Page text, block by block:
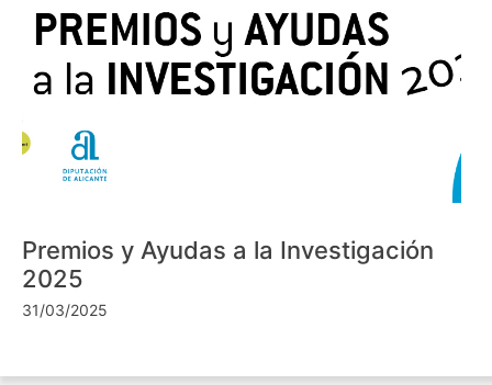
Premios y Ayudas a la Investigación
2025
31/03/2025